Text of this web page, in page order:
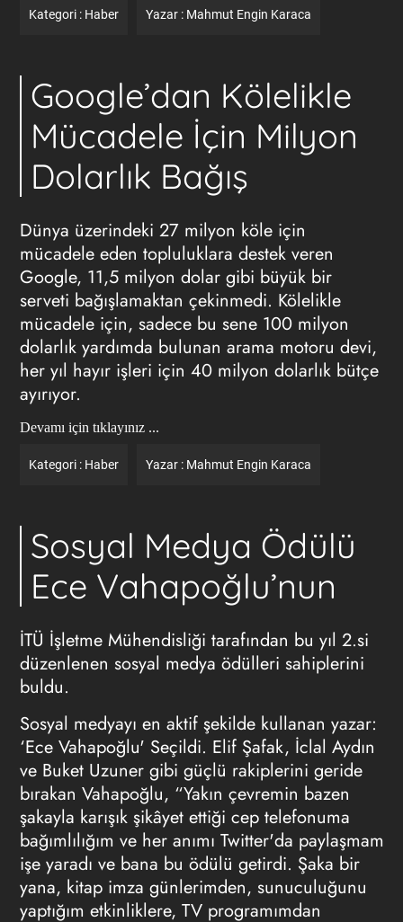
Kategori : Haber Yazar : Mahmut Engin Karaca
Google’dan Kölelikle
Mücadele İçin Milyon
Dolarlık Bağış
Dünya üzerindeki 27 milyon köle için
mücadele eden topluluklara destek veren
Google, 11,5 milyon dolar gibi büyük bir
serveti bağışlamaktan çekinmedi. Kölelikle
mücadele için, sadece bu sene 100 milyon
dolarlık yardımda bulunan arama motoru devi,
her yıl hayır işleri için 40 milyon dolarlık bütçe
ayırıyor.
Devamı için tıklayınız ...
Kategori : Haber Yazar : Mahmut Engin Karaca
Sosyal Medya Ödülü
Ece Vahapoğlu’nun
İTÜ İşletme Mühendisliği tarafından bu yıl 2.si
düzenlenen sosyal medya ödülleri sahiplerini
buldu.
Sosyal medyayı en aktif şekilde kullanan yazar:
‘Ece Vahapoğlu' Seçildi. Elif Şafak, İclal Aydın
ve Buket Uzuner gibi güçlü rakiplerini geride
bırakan Vahapoğlu, “Yakın çevremin bazen
şakayla karışık şikâyet ettiği cep telefonuma
bağımlılığım ve her anımı Twitter'da paylaşmam
işe yaradı ve bana bu ödülü getirdi. Şaka bir
yana, kitap imza günlerimden, sunuculuğunu
yaptığım etkinliklere, TV programımdan